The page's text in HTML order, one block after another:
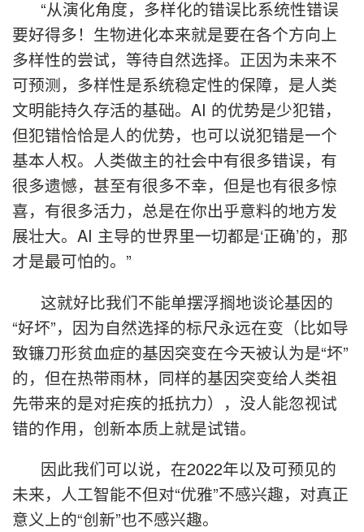
“从演化角度，多样化的错误比系统性错误
要好得多！生物进化本来就是要在各个方向上
多样性的尝试，等待自然选择。正因为未来不
可预测，多样性是系统稳定性的保障，是人类
文明能持久存活的基础。AI 的优势是少犯错，
但犯错恰恰是人的优势，也可以说犯错是一个
基本人权。人类做主的社会中有很多错误，有
很多遗憾，甚至有很多不幸，但是也有很多惊
喜，有很多活力，总是在你出乎意料的地方发
展壮大。AI 主导的世界里一切都是‘正确’的，那
才是最可怕的。”
这就好比我们不能单摆浮搁地谈论基因的
“好坏”，因为自然选择的标尺永远在变（比如导
致镰刀形贫血症的基因突变在今天被认为是“坏”
的，但在热带雨林，同样的基因突变给人类祖
先带来的是对疟疾的抵抗力），没人能忽视试
错的作用，创新本质上就是试错。
因此我们可以说，在2022年以及可预见的
未来，人工智能不但对“优雅”不感兴趣，对真正
意义上的“创新”也不感兴趣。